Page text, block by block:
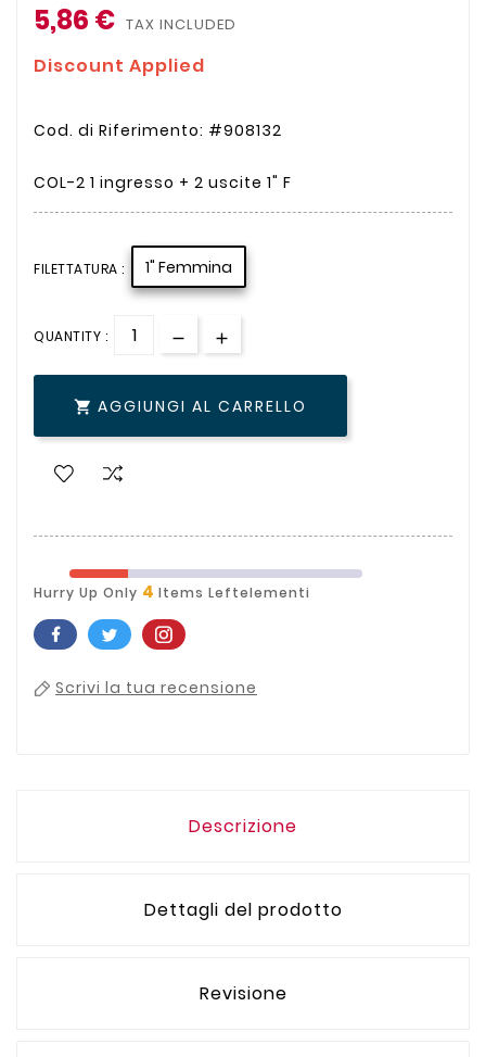
5,86 € TAX INCLUDED
Discount Applied
Cod. di Riferimento: #908132
COL-2 1 ingresso + 2 uscite 1" F
FILETTATURA : 1" Femmina
QUANTITY :
 AGGIUNGI AL CARRELLO
Hurry Up Only 4 Items Leftelementi
Scrivi la tua recensione
Descrizione
Dettagli del prodotto
Revisione